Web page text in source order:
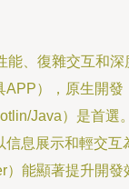
能、復雜交互和深
APP），原生開發
Java）是首選
信息展示和輕交互
）能顯著提升開發